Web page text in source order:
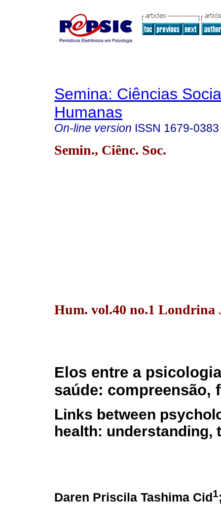
Semina: Ciências
Humanas
On-line version ISSN 1679-0383
Semin., Ciênc. Soc.
Hum. vol.40 no.1 Londrina
Elos entre a
saúde: compreensão,
Links between
health: understanding,
Daren Priscila Tashima Cid 1